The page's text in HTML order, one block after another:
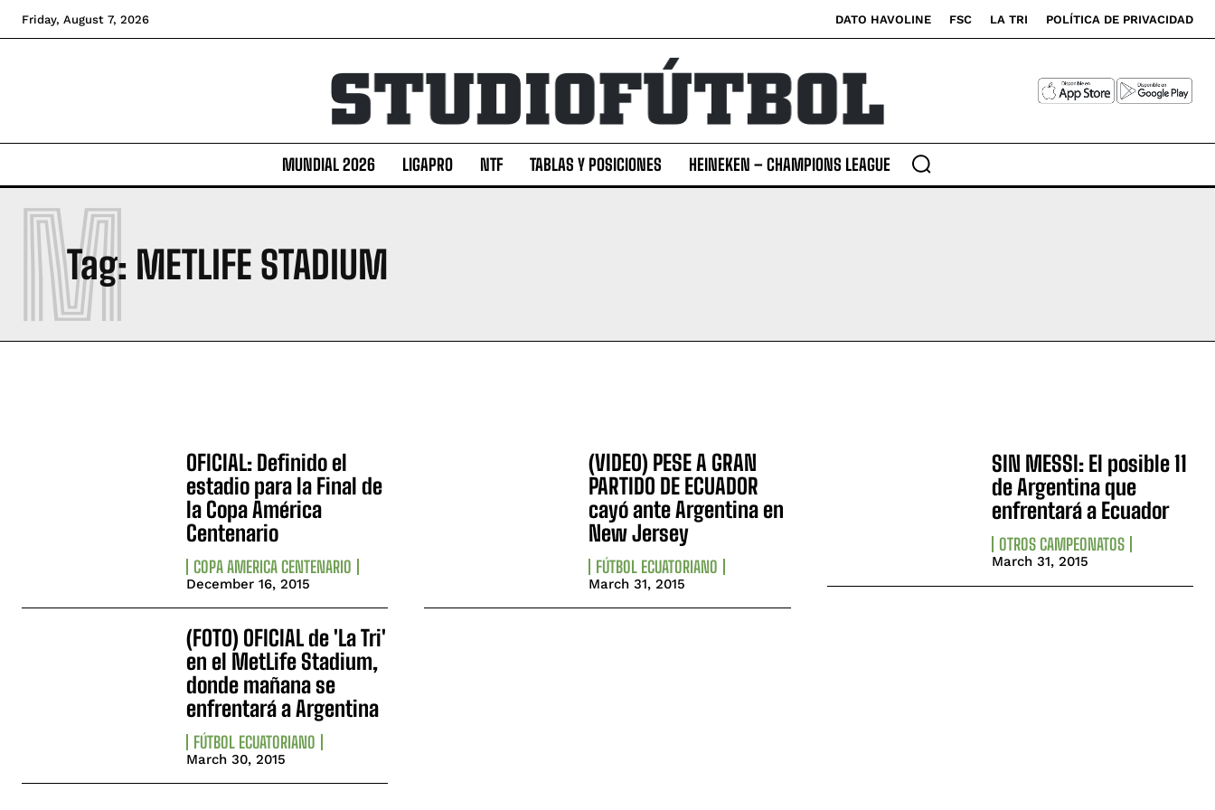
Friday, August 7, 2026 DATO HAVOLINE FSC LA TRI POLÍTICA DE PRIVACIDAD
MUNDIAL 2026 LIGAPRO NTF TABLAS Y POSICIONES HEINEKEN – CHAMPIONS LEAGUE
Tag: METLIFE STADIUM
M
OFICIAL: Definido el
estadio para la Final de
la Copa América
Centenario
COPA AMERICA CENTENARIO
December 16, 2015
(VIDEO) PESE A GRAN
PARTIDO DE ECUADOR
cayó ante Argentina en
New Jersey
FÚTBOL ECUATORIANO
March 31, 2015
SIN MESSI: El posible 11
de Argentina que
enfrentará a Ecuador
OTROS CAMPEONATOS
March 31, 2015
(FOTO) OFICIAL de 'La Tri'
en el MetLife Stadium,
donde mañana se
enfrentará a Argentina
FÚTBOL ECUATORIANO
March 30, 2015